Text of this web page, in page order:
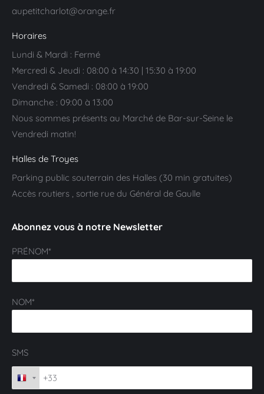
aupetitcharlot@orange.fr
Horaires
Lundi & Mardi : Fermé
Mercredi & Jeudi : 08:00 à 14:30 | 15:30 à 19:00
Vendredi & Samedi : 08:00 à 19:00
Dimanche : 09:00 à 13:00
Nous sommes présents au Marché de Bar-sur-Seine le
Vendredi matin!
Halles de Troyes
Parking public souterrain des Halles (30 min gratuites)
Accès routiers , sortie rue du Général de Gaulle
Abonnez vous à notre Newsletter
PRÉNOM*
NOM*
SMS